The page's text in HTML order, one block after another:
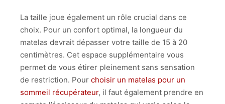
La taille joue également un rôle crucial dans ce
choix. Pour un confort optimal, la longueur du
matelas devrait dépasser votre taille de 15 à 20
centimètres. Cet espace supplémentaire vous
permet de vous étirer pleinement sans sensation
de restriction. Pour choisir un matelas pour un
sommeil récupérateur, il faut également prendre en